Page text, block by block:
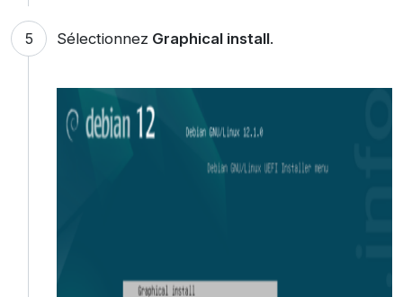
Sélectionnez Graphical install.